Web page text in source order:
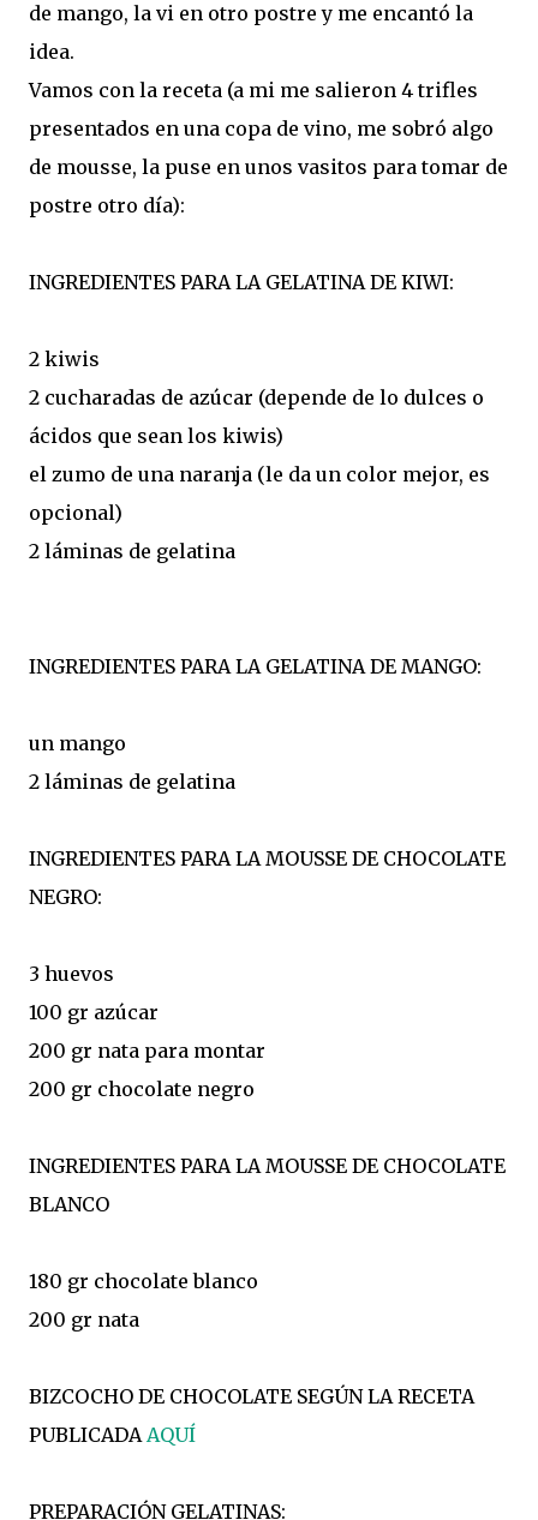
de mango, la vi en otro postre y me encantó la
idea.
Vamos con la receta (a mi me salieron 4 trifles
presentados en una copa de vino, me sobró algo
de mousse, la puse en unos vasitos para tomar de
postre otro día):
INGREDIENTES PARA LA GELATINA DE KIWI:
2 kiwis
2 cucharadas de azúcar (depende de lo dulces o
ácidos que sean los kiwis)
el zumo de una naranja (le da un color mejor, es
opcional)
2 láminas de gelatina
INGREDIENTES PARA LA GELATINA DE MANGO:
un mango
2 láminas de gelatina
INGREDIENTES PARA LA MOUSSE DE CHOCOLATE
NEGRO:
3 huevos
100 gr azúcar
200 gr nata para montar
200 gr chocolate negro
INGREDIENTES PARA LA MOUSSE DE CHOCOLATE
BLANCO
180 gr chocolate blanco
200 gr nata
BIZCOCHO DE CHOCOLATE SEGÚN LA RECETA
PUBLICADAAQUÍ
PREPARACIÓN GELATINAS: